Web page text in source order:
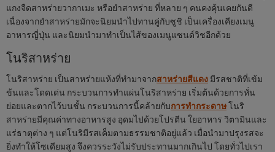
แกงจืดสาหร่ายวากาเมะ หรือยำสาหร่าย ที่หลาย ๆ คนคงคุ้นเคยกันดี
เนื่องจากยำสาหร่ายมักจะนิยมนำไปทานคู่กับซูชิ เป็นเครื่องเคียงเมนู
อาหารญี่ปุ่น และนิยมนำมาทำเป็นไส้ของเมนูแซนด์วิชอีกด้วย
โนริสาหร่าย
โนริสาหร่าย เป็นสาหร่ายแห้งที่ทำมาจากสาหร่ายสีแดง มีรสชาติที่เข้ม
ข้นและโดดเด่น กระบวนการทำแผ่นโนริสาหร่าย เริ่มต้นด้วยการหั่น
ย่อยและตากไว้บนชั้น กระบวนการนี้คล้ายกับการทำกระดาษโนริ
สาหร่ายมีคุณค่าทางอาหารสูง อุดมไปด้วยโปรตีน ใยอาหาร วิตามินและ
แร่ธาตุต่าง ๆ แต่โนริมีรสเค็มตามธรรมชาติอยู่แล้ว เมื่อนำมาปรุงรสจะ
ยิ่งทำให้โซเดียมสูง จึงควรระวังไม่รับประทานมากเกินไป โดยทั่วไปเรา